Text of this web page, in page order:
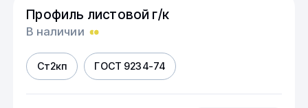
Профиль листовой г/к
В наличии
Ст2кп ГОСТ 9234-74